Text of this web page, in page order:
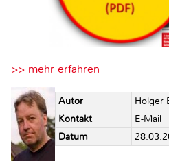
>> mehr erfahren
Autor
Holger
Kontakt
E-Mail
Datum